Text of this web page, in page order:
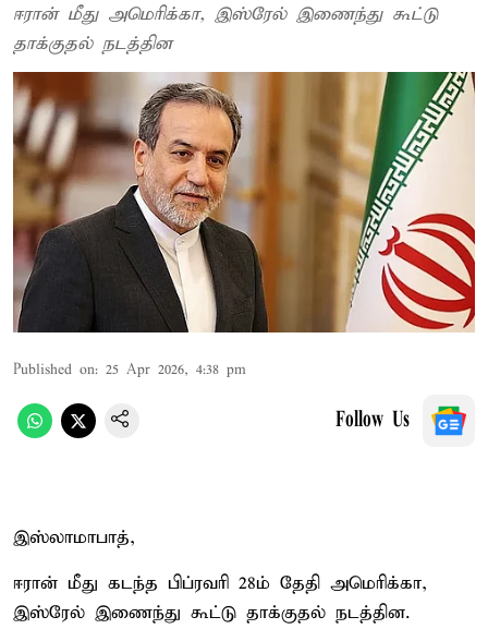
ஈரான் மீது அமெரிக்கா, இஸ்ரேல் இணைந்து கூட்டு
தாக்குதல் நடத்தின
Published on: 25 Apr 2026, 4:38 pm
Follow Us
இஸ்லாமாபாத்,
ஈரான் மீது கடந்த பிப்ரவரி 28ம் தேதி அமெரிக்கா,
இஸ்ரேல் இணைந்து கூட்டு தாக்குதல் நடத்தின.